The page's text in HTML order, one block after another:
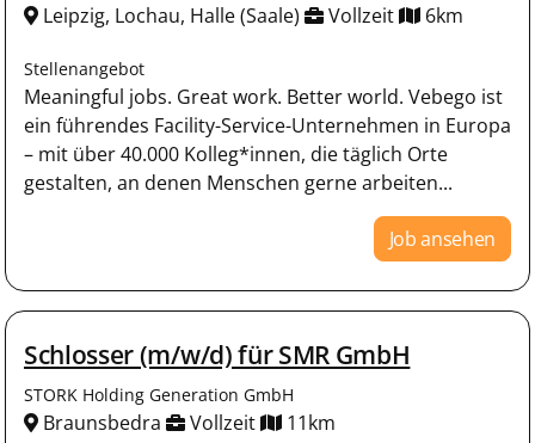
Leipzig, Lochau, Halle (Saale) Vollzeit 6km
Stellenangebot
Meaningful jobs. Great work. Better world. Vebego ist
ein führendes Facility-Service-Unternehmen in Europa
– mit über 40.000 Kolleg*innen, die täglich Orte
gestalten, an denen Menschen gerne arbeiten...
Job ansehen
Schlosser (m/w/d) für SMR GmbH
STORK Holding Generation GmbH
Braunsbedra Vollzeit 11km